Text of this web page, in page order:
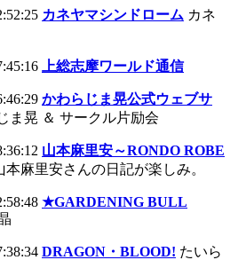
カネヤマシンドローム カネ
上総志摩ワールド通信
かわらじま晃公式ウェブサ
ま晃 ＆ サークル片励会
山本麻里安～RONDO ROBE
本麻里安さんの日記が楽しみ。
★GARDENING BULL
DRAGON・BLOOD! たいら